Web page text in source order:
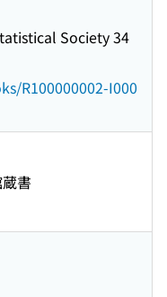
Society 34
R100000002-I000
書